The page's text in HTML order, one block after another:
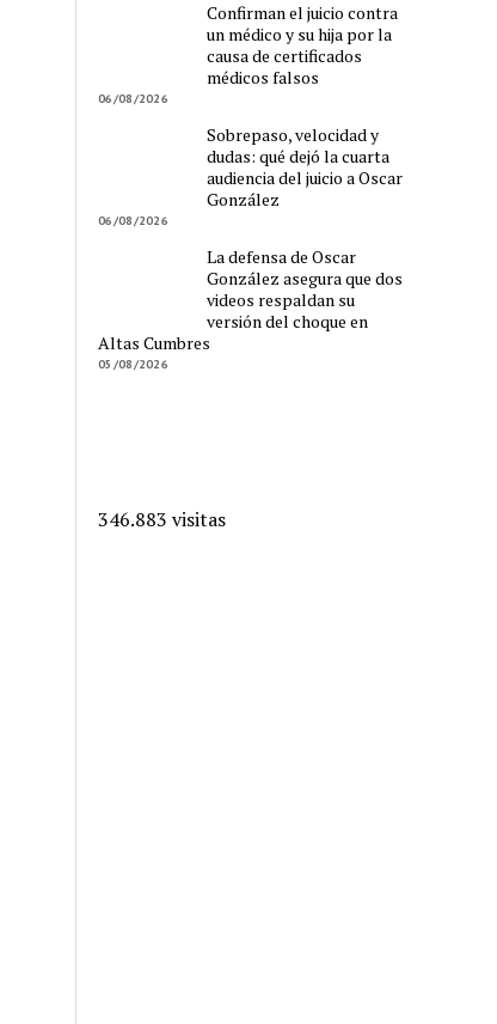
Confirman el juicio contra
un médico y su hija por la
causa de certificados
médicos falsos
06/08/2026
Sobrepaso, velocidad y
dudas: qué dejó la cuarta
audiencia del juicio a Oscar
González
06/08/2026
La defensa de Oscar
González asegura que dos
videos respaldan su
versión del choque en
Altas Cumbres
05/08/2026
346.883 visitas